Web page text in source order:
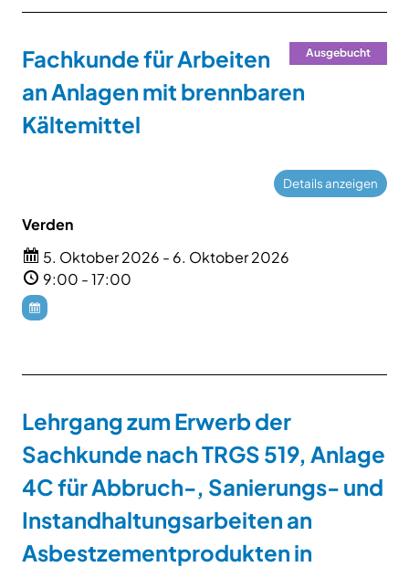
Ausgebucht
Fachkunde für Arbeiten
an Anlagen mit brennbaren
Kältemittel
Verden
5. Oktober 2026 - 6. Oktober 2026
9:00 - 17:00
Lehrgang zum Erwerb der
Sachkunde nach TRGS 519, Anlage
4C für Abbruch-, Sanierungs- und
Instandhaltungsarbeiten an
Asbestzementprodukten in